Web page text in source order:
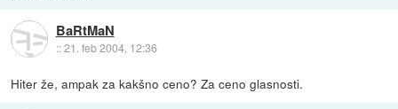
BaRtMaN
::21. feb 2004, 12:36
Hiter že, ampak za kakšno ceno? Za ceno glasnosti.